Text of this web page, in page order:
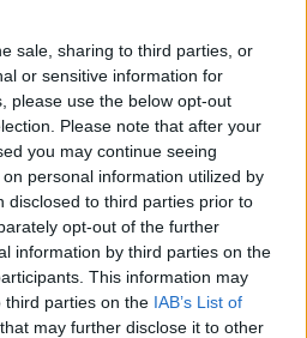
sale, sharing to third parties, or
or sensitive information for
please use the below opt-out
Please note that after your
you may continue seeing
personal information utilized by
disclosed to third parties prior to
opt-out of the further
information by third parties on the
This information may
third parties on the IAB’s List of
that may further disclose it to other
fenyegetés miatt
koncertjét